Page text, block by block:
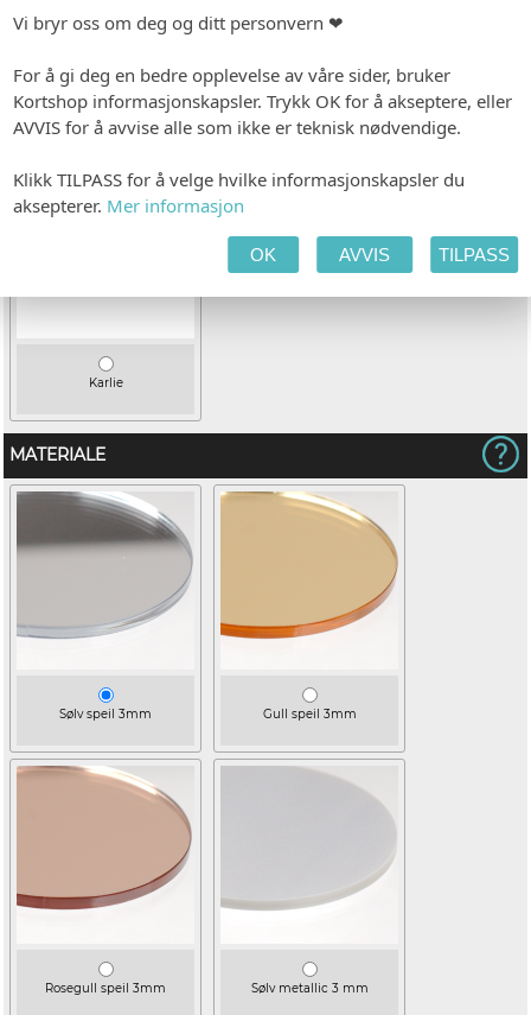
Joshico Dulcelin
Karlie
MATERIALE
Sølv speil 3mm Gull speil 3mm
Rosegull speil 3mm Sølv metallic 3 mm
Vi bryr oss om deg og ditt personvern ❤
For å gi deg en bedre opplevelse av våre sider, bruker
Kortshop informasjonskapsler. Trykk OK for å akseptere, eller
AVVIS for å avvise alle som ikke er teknisk nødvendige.
Klikk TILPASS for å velge hvilke informasjonskapsler du
aksepterer. Mer informasjon
OK AVVIS TILPASS